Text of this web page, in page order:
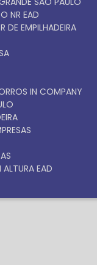
NR EAD
DE EMPILHADEIRA
IN COMPANY
ALTURA EAD